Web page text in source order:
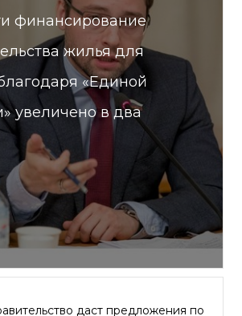
финансирование
жилья для
«Единой
увеличено в два
даст предложения по